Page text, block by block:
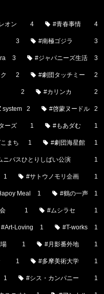
オン 4 #青春事情 4
3 #南極ゴジラ 3
3 #ジャパニーズ生活 3
2 #劇団タッチミー 2
2 #カリンカ 2
system 2 #啓蒙ヌードル 2
ーズ 1 #もあダむ 1
まち 1 #劇団海星館 1
ニバスひとりしばい公演 1
1 #サトウノモリ企画 1
Meal 1 #鶴の一声 1
1 #ムシラセ 1
#Art-Loving 1 #T-works 1
1 #月影番外地 1
1 #多摩美術大学 1
1 #シス・カンパニー 1